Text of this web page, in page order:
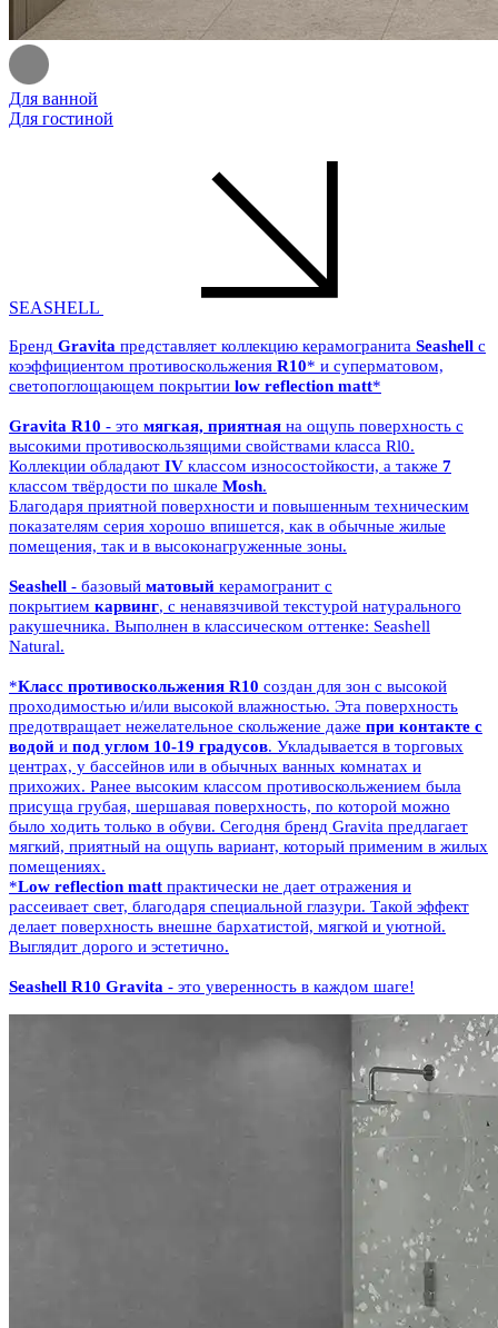
Для ванной
Для гостиной
SEASHELL
Бренд Gravita представляет коллекцию керамогранита Seashell с
коэффициентом противоскольжения R10* и суперматовом,
светопоглощающем покрытии low reflection matt*
Gravita R10 - это мягкая, приятная на ощупь поверхность с
высокими противоскользящими свойствами класса Rl0.
Коллекции обладают IV классом износостойкости, а также 7
классом твёрдости по шкале Mosh.
Благодаря приятной поверхности и повышенным техническим
показателям серия хорошо впишется, как в обычные жилые
помещения, так и в высоконагруженные зоны.
Seashell - базовый матовый керамогранит с
покрытием карвинг, с ненавязчивой текстурой натурального
ракушечника. Выполнен в классическом оттенке: Seashell
Natural.
*Класс противоскольжения R10 создан для зон с высокой
проходимостью и/или высокой влажностью. Эта поверхность
предотвращает нежелательное скольжение даже при контакте с
водой и под углом 10-19 градусов. Укладывается в торговых
центрах, у бассейнов или в обычных ванных комнатах и
прихожих. Ранее высоким классом противоскольжением была
присуща грубая, шершавая поверхность, по которой можно
было ходить только в обуви. Сегодня бренд Gravita предлагает
мягкий, приятный на ощупь вариант, который применим в жилых
помещениях.
*Low reflection matt практически не дает отражения и
рассеивает свет, благодаря специальной глазури. Такой эффект
делает поверхность внешне бархатистой, мягкой и уютной.
Выглядит дорого и эстетично.
Seashell R10 Gravita - это уверенность в каждом шаге!